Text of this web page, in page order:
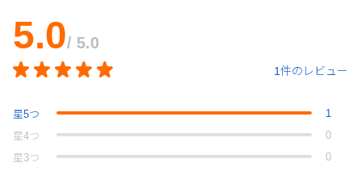
5.0/ 5.0
1件のレビュー
星5つ
1
星4つ
0
星 3つ
0